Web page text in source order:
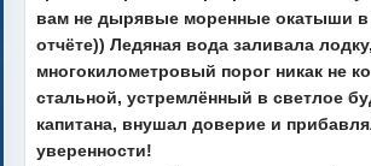
вам не дырявые моренные окатыши в
отчёте)) Ледяная вода заливала лодку,
многокилометровый порог никак не
стальной, устремлённый в светлое
капитана, внушал доверие и
уверенности!